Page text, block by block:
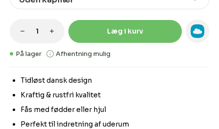
Tidløst dansk design
Kraftig & rustfri kvalitet
Fås med fødder eller hjul
Perfekt til indretning af uderum
På lager Afhentning mulig
Produktmængde: Indtast den
Læg i kurv